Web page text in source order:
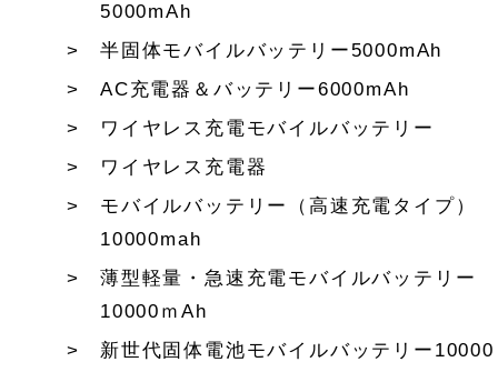
5000mAh
半固体モバイルバッテリー5000mAh
AC充電器＆バッテリー6000mAh
ワイヤレス充電モバイルバッテリー
ワイヤレス充電器
モバイルバッテリー（高速充電タイプ）
10000mah
薄型軽量・急速充電モバイルバッテリー
10000ｍAh
新世代固体電池モバイルバッテリー10000